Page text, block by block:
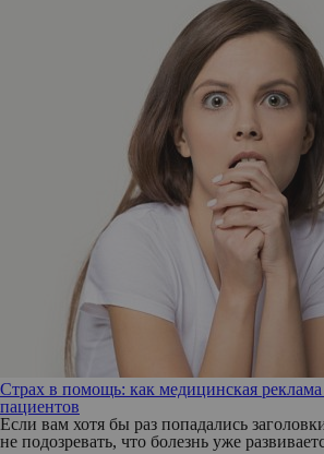
Страх в помощь: как медицинская реклама
пациентов
Если вам хотя бы раз попадались
не подозревать, что болезнь уже